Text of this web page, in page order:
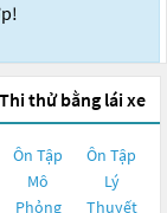
Thi thử bằng lái xe
Ôn Tập
Mô
Phỏng
Ôn Tập
Lý
Thuyết